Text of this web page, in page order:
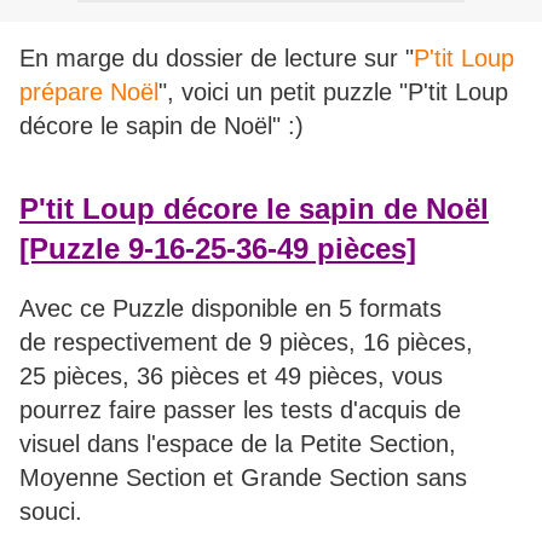
En marge du dossier de lecture sur "P'tit Loup
prépare Noël", voici un petit puzzle "P'tit Loup
décore le sapin de Noël" :)
P'tit Loup décore le sapin de Noël
[Puzzle 9-16-25-36-49 pièces]
Avec ce Puzzle disponible en 5 formats
de respectivement de 9 pièces, 16 pièces,
25 pièces, 36 pièces et 49 pièces, vous
pourrez faire passer les tests d'acquis de
visuel dans l'espace de la Petite Section,
Moyenne Section et Grande Section sans
souci.